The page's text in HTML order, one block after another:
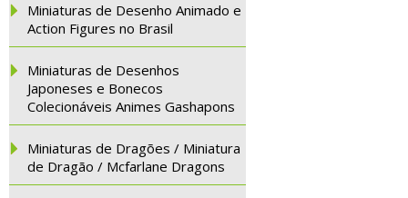
Miniaturas de Desenho Animado e
Action Figures no Brasil
Miniaturas de Desenhos
Japoneses e Bonecos
Colecionáveis Animes Gashapons
Miniaturas de Dragões / Miniatura
de Dragão / Mcfarlane Dragons